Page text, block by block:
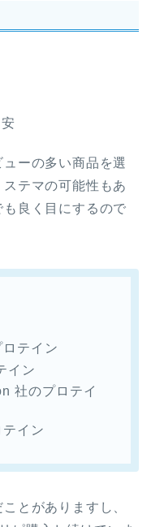
ーの多い商品を選
テマの可能性もあ
良く目にするので
テイン
イン
社のプロテイ
イン
とがありますし、